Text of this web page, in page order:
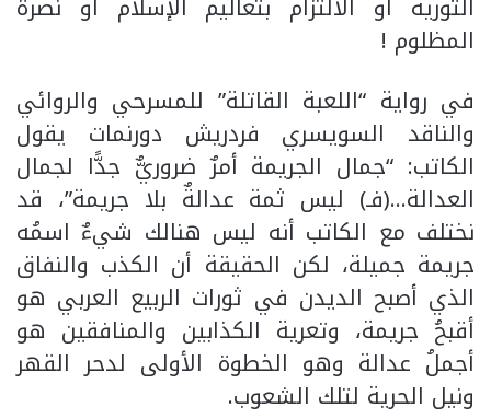
المظلوم !
في رواية “اللعبة القاتلة” للمسرحي والروائي
والناقد السويسري فردريش دورنمات يقول
الكاتب: “جمال الجريمة أمرٌ ضروريٌّ جدًّا لجمال
العدالة…(فـ) ليس ثمة عدالةٌ بلا جريمة”، قد
نختلف مع الكاتب أنه ليس هنالك شيءٌ اسمُه
جريمة جميلة، لكن الحقيقة أن الكذب والنفاق
الذي أصبح الديدن في ثورات الربيع العربي هو
أقبحُ جريمة، وتعرية الكذابين والمنافقين هو
أجملُ عدالة وهو الخطوة الأولى لدحر القهر
ونيل الحرية لتلك الشعوب.